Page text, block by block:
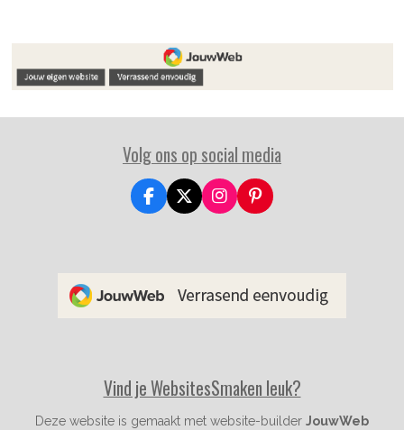
Volg ons op social media
F
a
o
X
I
n
r
P
i
e
Vind je WebsitesSmaken leuk?
Deze website is gemaakt met website-builder JouwWeb